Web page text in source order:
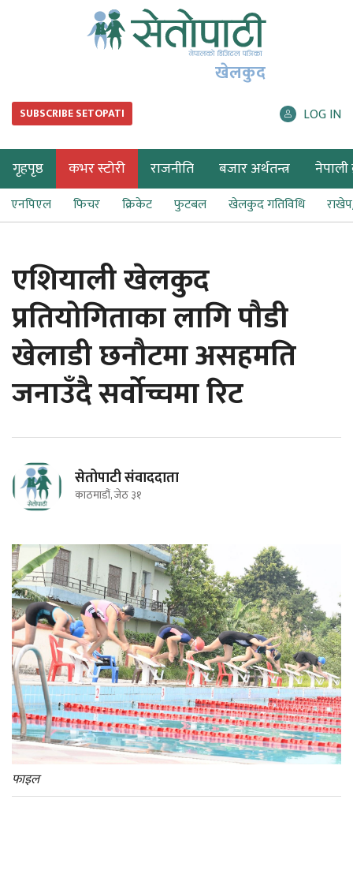
खेलकुद
SUBSCRIBE SETOPATI LOG IN
गृहपृष्ठ कभर स्टोरी राजनीति बजार अर्थतन्त्र नेपाली
एनपिएल फिचर क्रिकेट फुटबल खेलकुद गतिविधि
एशियाली खेलकुद
प्रतियोगिताका लागि पौडी
खेलाडी छनौटमा असहमति
जनाउँदै सर्वोच्चमा रिट
सेतोपाटी संवाददाता
काठमाडौं, जेठ ३१
फाइल